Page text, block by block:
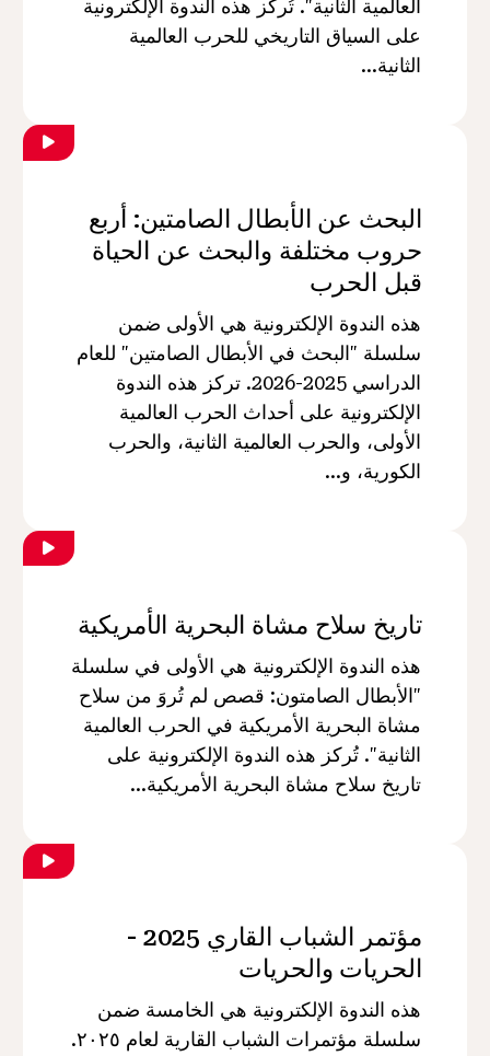
العالمية الثانية". تُركز هذه الندوة الإلكترونية
على السياق التاريخي للحرب العالمية
الثانية...
البحث عن الأبطال الصامتين: أربع
حروب مختلفة والبحث عن الحياة
قبل الحرب
هذه الندوة الإلكترونية هي الأولى ضمن
سلسلة "البحث في الأبطال الصامتين" للعام
الدراسي 2025-2026. تركز هذه الندوة
الإلكترونية على أحداث الحرب العالمية
الأولى، والحرب العالمية الثانية، والحرب
الكورية، و...
تاريخ سلاح مشاة البحرية الأمريكية
هذه الندوة الإلكترونية هي الأولى في سلسلة
"الأبطال الصامتون: قصص لم تُروَ من سلاح
مشاة البحرية الأمريكية في الحرب العالمية
الثانية". تُركز هذه الندوة الإلكترونية على
تاريخ سلاح مشاة البحرية الأمريكية...
مؤتمر الشباب القاري 2025 -
الحريات والحريات
هذه الندوة الإلكترونية هي الخامسة ضمن
سلسلة مؤتمرات الشباب القارية لعام ٢٠٢٥.